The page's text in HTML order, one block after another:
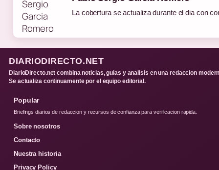
La cobertura se actualiza durante el dia con
DIARIODIRECTO.NET
DiarioDirecto.net combina noticias, guias y analisis en una redaccion
Se actualiza continuamente por el equipo editorial.
Popular
Briefings diarios de redaccion y recursos de confianza para verificacion rapida.
Sobre nosotros
Contacto
Nuestra historia
Privacy Policy